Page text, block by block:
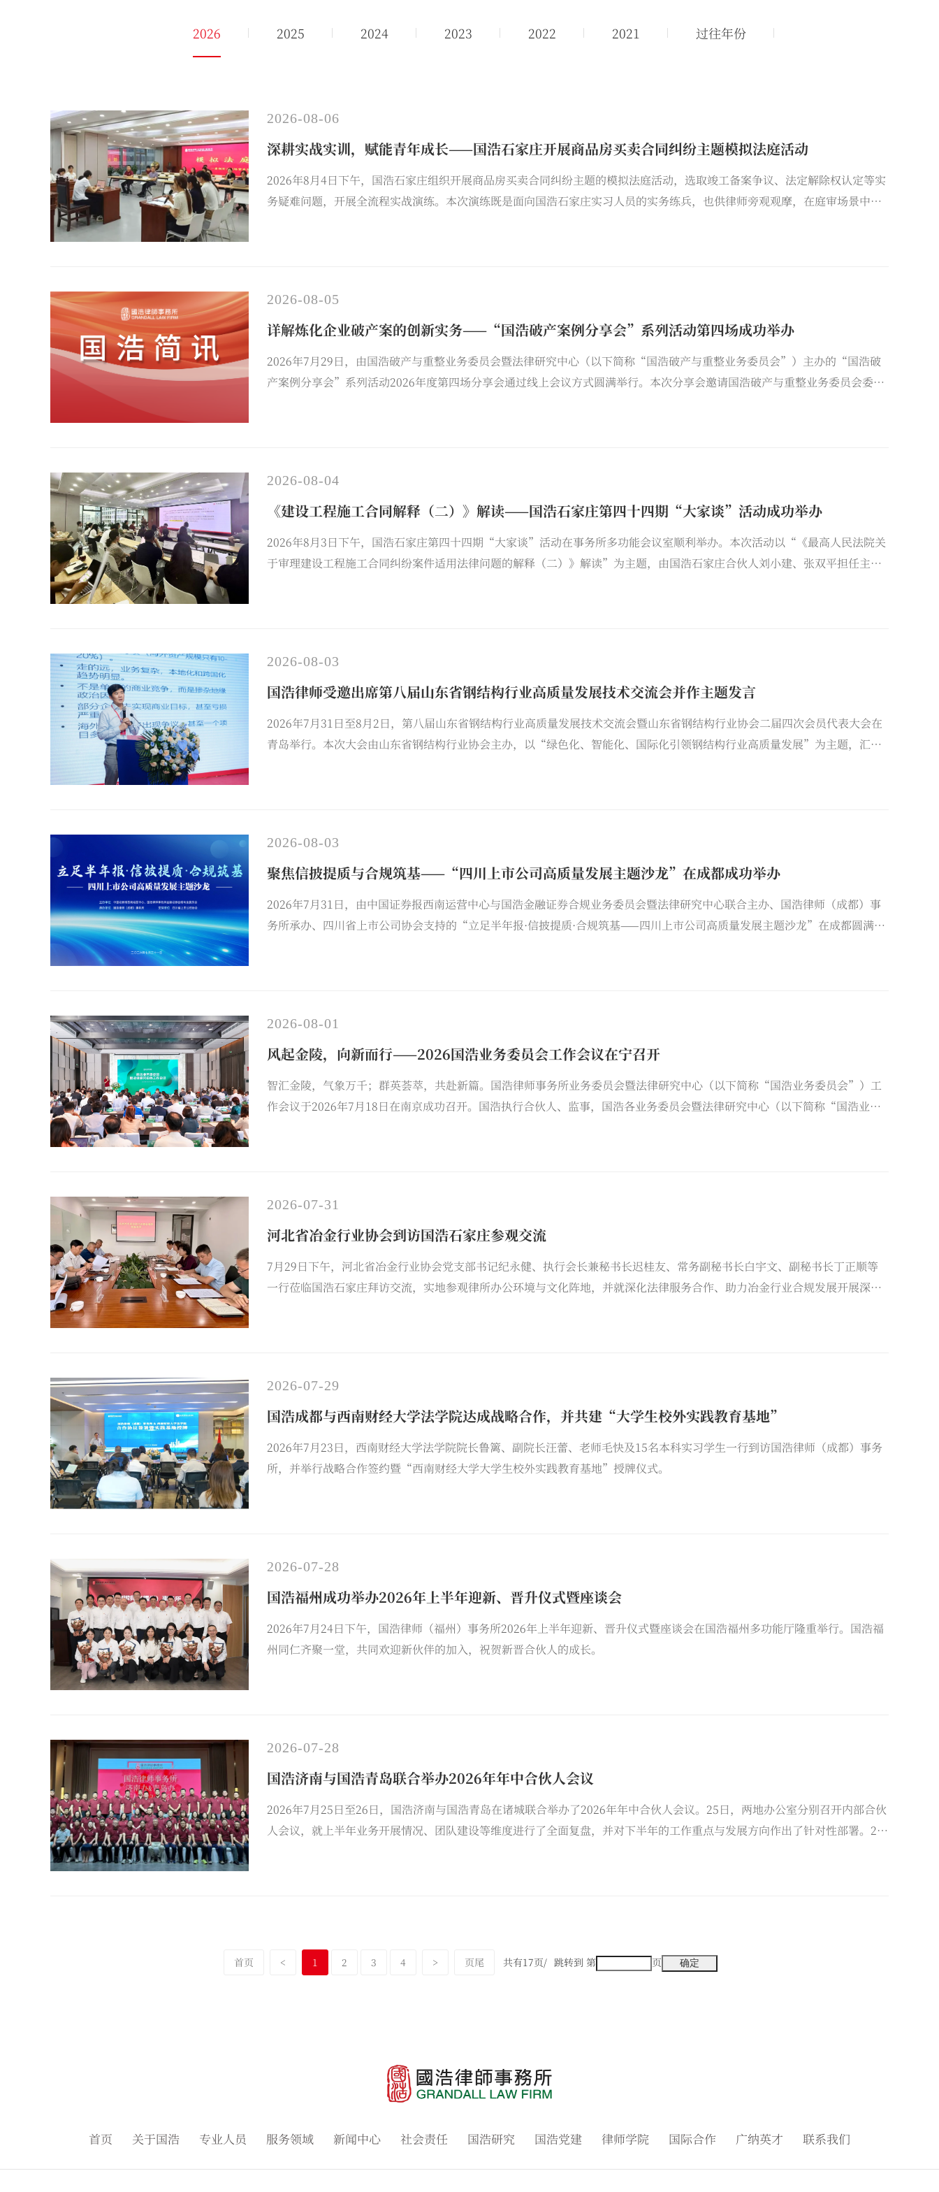
2026 2025 2024 2023 2022 2021 过往年份
2026-08-06
深耕实战实训，赋能青年成长——国浩石家庄开展商品房买卖合同纠纷主题模拟法庭活动
2026年8月4日下午，国浩石家庄组织开展商品房买卖合同纠纷主题的模拟法庭活动，选取竣工备案争议、法定解除权认定等实
务疑难问题，开展全流程实战演练。本次演练既是面向国浩石家庄实习人员的实务练兵，也供律师旁观观摩，在庭审场景中以
2026-08-05
详解炼化企业破产案的创新实务——“国浩破产案例分享会”系列活动第四场成功举办
2026年7月29日，由国浩破产与重整业务委员会暨法律研究中心（以下简称“国浩破产与重整业务委员会”）主办的“国浩破
产案例分享会”系列活动2026年度第四场分享会通过线上会议方式圆满举行。本次分享会邀请国浩破产与重整业务委员会委
2026-08-04
《建设工程施工合同解释（二）》解读——国浩石家庄第四十四期“大家谈”活动成功举办
2026年8月3日下午，国浩石家庄第四十四期“大家谈”活动在事务所多功能会议室顺利举办。本次活动以“《最高人民法院关
于审理建设工程施工合同纠纷案件适用法律问题的解释（二）》解读”为主题，由国浩石家庄合伙人刘小建、张双平担任主讲
2026-08-03
国浩律师受邀出席第八届山东省钢结构行业高质量发展技术交流会并作主题发言
2026年7月31日至8月2日，第八届山东省钢结构行业高质量发展技术交流会暨山东省钢结构行业协会二届四次会员代表大会在
青岛举行。本次大会由山东省钢结构行业协会主办，以“绿色化、智能化、国际化引领钢结构行业高质量发展”为主题，汇聚
2026-08-03
聚焦信披提质与合规筑基——“四川上市公司高质量发展主题沙龙”在成都成功举办
2026年7月31日，由中国证券报西南运营中心与国浩金融证券合规业务委员会暨法律研究中心联合主办、国浩律师（成都）事
务所承办、四川省上市公司协会支持的“立足半年报·信披提质·合规筑基——四川上市公司高质量发展主题沙龙”在成都圆满举
2026-08-01
风起金陵，向新而行——2026国浩业务委员会工作会议在宁召开
智汇金陵，气象万千；群英荟萃，共赴新篇。国浩律师事务所业务委员会暨法律研究中心（以下简称“国浩业务委员会”）工
作会议于2026年7月18日在南京成功召开。国浩执行合伙人、监事，国浩各业务委员会暨法律研究中心（以下简称“国浩业务
2026-07-31
河北省冶金行业协会到访国浩石家庄参观交流
7月29日下午，河北省冶金行业协会党支部书记纪永健、执行会长兼秘书长迟桂友、常务副秘书长白宇文、副秘书长丁正顺等
一行莅临国浩石家庄拜访交流，实地参观律所办公环境与文化阵地，并就深化法律服务合作、助力冶金行业合规发展开展深入
2026-07-29
国浩成都与西南财经大学法学院达成战略合作，并共建“大学生校外实践教育基地”
2026年7月23日，西南财经大学法学院院长鲁篱、副院长汪蕾、老师毛快及15名本科实习学生一行到访国浩律师（成都）事务
所，并举行战略合作签约暨“西南财经大学大学生校外实践教育基地”授牌仪式。
2026-07-28
国浩福州成功举办2026年上半年迎新、晋升仪式暨座谈会
2026年7月24日下午，国浩律师（福州）事务所2026年上半年迎新、晋升仪式暨座谈会在国浩福州多功能厅隆重举行。国浩福
州同仁齐聚一堂，共同欢迎新伙伴的加入，祝贺新晋合伙人的成长。
2026-07-28
国浩济南与国浩青岛联合举办2026年年中合伙人会议
2026年7月25日至26日，国浩济南与国浩青岛在诸城联合举办了2026年年中合伙人会议。25日，两地办公室分别召开内部合伙
人会议，就上半年业务开展情况、团队建设等维度进行了全面复盘，并对下半年的工作重点与发展方向作出了针对性部署。26
首页 < 1 2 3 4 > 页尾 共有17页/ 跳转到 第 页
首页 关于国浩 专业人员 服务领域 新闻中心 社会责任 国浩研究 国浩党建 律师学院 国际合作 广纳英才 联系我们